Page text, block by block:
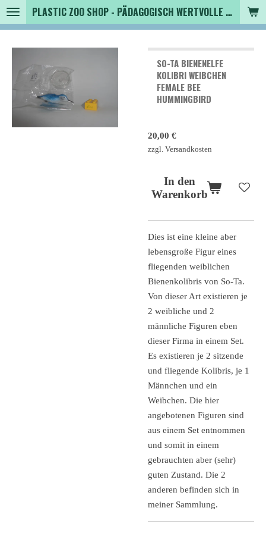
Zum
Hauptinhalt
PLASTIC ZOO SHOP - PÄDAGOGISCH WERTVOLLE SPIELZEUGTIERE , SAMMLER - TIERFIGUREN UND MEHR VON VINTAGE BIS MODERN
SO-TA BIENENELFE
KOLIBRI WEIBCHEN
FEMALE BEE
HUMMINGBIRD
20,00 €
zzgl. Versandkosten
In den
Warenkorb
Dies ist eine kleine aber
lebensgroße Figur eines
fliegenden weiblichen
Bienenkolibris von So-Ta.
Von dieser Art existieren je
2 weibliche und 2
männliche Figuren eben
dieser Firma in einem Set.
Es existieren je 2 sitzende
und fliegende Kolibris, je 1
Männchen und ein
Weibchen. Die hier
angebotenen Figuren sind
aus einem Set entnommen
und somit in einem
gebrauchten aber (sehr)
guten Zustand. Die 2
anderen befinden sich in
meiner Sammlung.